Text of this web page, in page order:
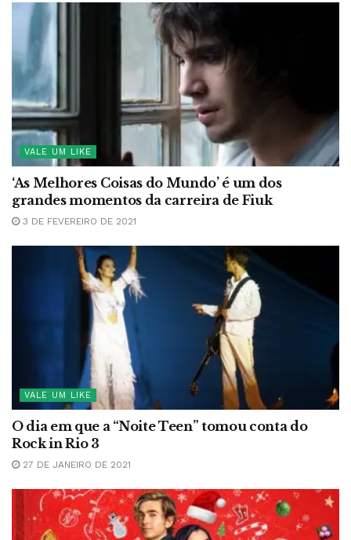
VALE UM LIKE
‘As Melhores Coisas do Mundo’ é um dos
grandes momentos da carreira de Fiuk
3 DE FEVEREIRO DE 2021
VALE UM LIKE
O dia em que a “Noite Teen” tomou conta do
Rock in Rio 3
27 DE JANEIRO DE 2021